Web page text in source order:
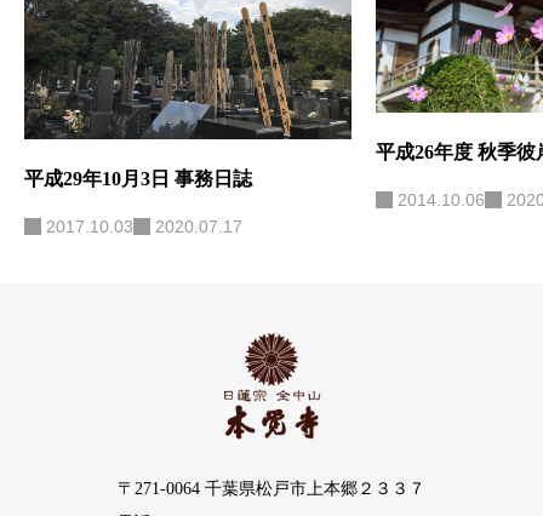
平成29年10月3日 事務日誌
2017.10.03 2020.07.17
平成26年度 秋季彼
2014.10.06
〒271-0064 千葉県松戸市上本郷２３３７